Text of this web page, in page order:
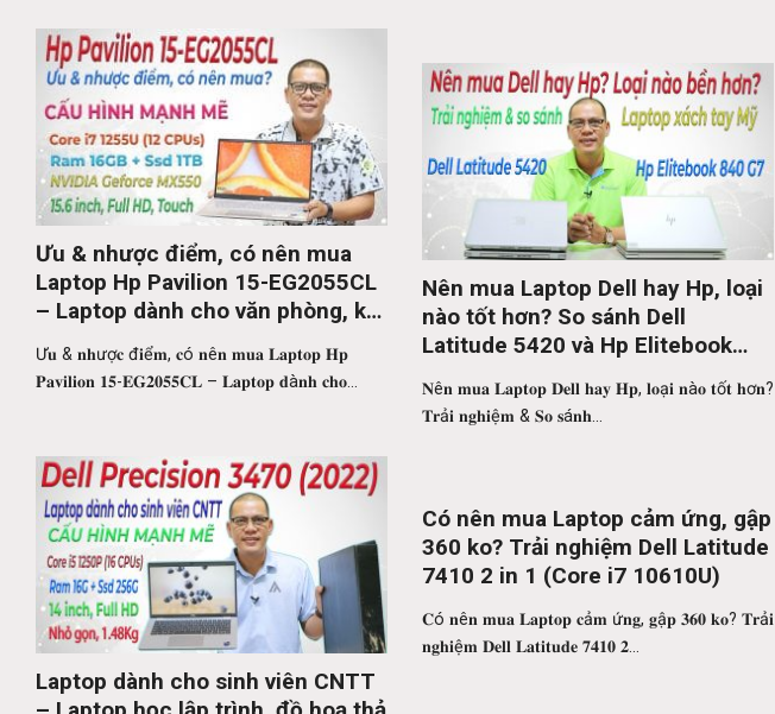
Ưu & nhược điểm, có nên mua
Laptop Hp Pavilion 15-EG2055CL
– Laptop dành cho văn phòng, kế
Ư𝐮 & 𝐧𝐡ượ𝐜 đ𝐢ể𝐦, 𝐜ó 𝐧ê𝐧 𝐦𝐮𝐚 𝐋𝐚𝐩𝐭𝐨𝐩 𝐇𝐩
𝐏𝐚𝐯𝐢𝐥𝐢𝐨𝐧 𝟏𝟓-𝐄𝐆𝟐𝟎𝟓𝟓𝐂𝐋 – 𝐋𝐚𝐩𝐭𝐨𝐩 𝐝à𝐧𝐡 𝐜𝐡𝐨...
Nên mua Laptop Dell hay Hp, loại
nào tốt hơn? So sánh Dell
Latitude 5420 và Hp Elitebook
𝐍ê𝐧 𝐦𝐮𝐚 𝐋𝐚𝐩𝐭𝐨𝐩 𝐃𝐞𝐥𝐥 𝐡𝐚𝐲 𝐇𝐩, 𝐥𝐨ạ𝐢 𝐧à𝐨 𝐭ố𝐭 𝐡ơ𝐧?
𝐓𝐫ả𝐢 𝐧𝐠𝐡𝐢ệ𝐦 & 𝐒𝐨 𝐬á𝐧𝐡...
Laptop dành cho sinh viên CNTT
Có nên mua Laptop cảm ứng, gập
360 ko? Trải nghiệm Dell Latitude
7410 2 in 1 (Core i7 10610U)
𝐂ó 𝐧ê𝐧 𝐦𝐮𝐚 𝐋𝐚𝐩𝐭𝐨𝐩 𝐜ả𝐦 ứ𝐧𝐠, 𝐠ậ𝐩 𝟑𝟔𝟎 𝐤𝐨? 𝐓𝐫ả𝐢
𝐧𝐠𝐡𝐢ệ𝐦 𝐃𝐞𝐥𝐥 𝐋𝐚𝐭𝐢𝐭𝐮𝐝𝐞 𝟕𝟒𝟏𝟎 𝟐...